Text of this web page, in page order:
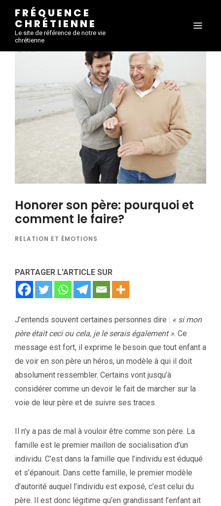
FRÉQUENCE
CHRÉTIENNE
Le site de référence de notre vie
chrétienne
Honorer son père: pourquoi et
comment le faire?
RELATION ET ÉMOTIONS
PARTAGER L'ARTICLE SUR
J’entends souvent certaines personnes dire : « si mon
père était ceci ou cela, je le serais également ». Ce
message est fort, il exprime le besoin que tout enfant a
de voir en son père un héros, un modèle à qui il doit
absolument ressembler. Certains vont jusqu’à
considérer comme un devoir le fait de marcher sur la
voie de leur père et de suivre ses traces.
Il n’y a pas de mal à vouloir être comme son père. La
famille est le premier maillon de socialisation d’un
individu. C’est dans la famille que l’individu est éduqué
et s’épanouit. Dans cette famille, le premier modèle
d’autorité auquel l’individu est exposé, c’est celui du
père. Il est donc légitime qu’en grandissant l’enfant ait